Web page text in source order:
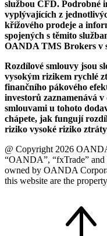
službou CFD. Podrobné
vyplývajících z
křížového prodeje a
spojených s těmito
OANDA TMS Brokers v
Rozdílové smlouvy jsou
vysokým rizikem rychlé
finančního pákového
investorů zaznamenává
smlouvami u tohoto
chápete, jak fungují
riziko vysoké riziko ztráty
@ Copyright 2026
“OANDA”, “fxTrade”
owned by OANDA
this website are the